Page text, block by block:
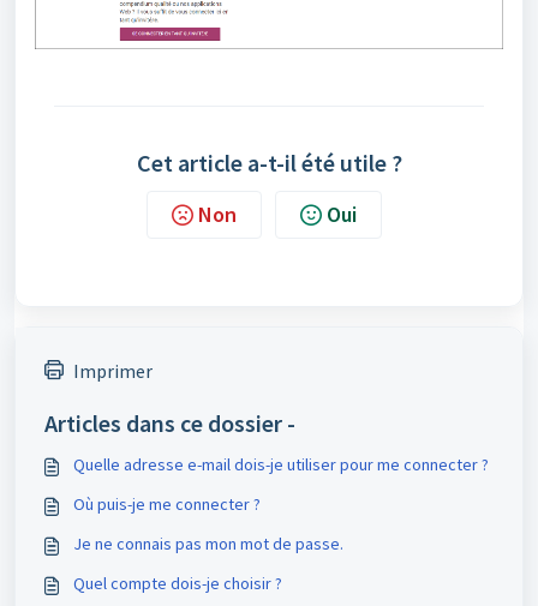
Cet article a-t-il été utile ?
Non Oui
Imprimer
Articles dans ce dossier -
Quelle adresse e-mail dois-je utiliser pour me connecter ?
Où puis-je me connecter ?
Je ne connais pas mon mot de passe.
Quel compte dois-je choisir ?